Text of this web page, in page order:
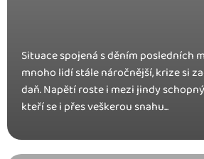
Situace spojená s děním posledních
mnoho lidí stále náročnější, krize si
daň. Napětí roste i mezi jindy
kteří se i přes veškerou snahu...